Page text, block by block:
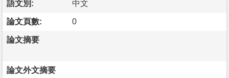
語文別: 中文
論文頁數: 0
論文摘要
論文外文摘要